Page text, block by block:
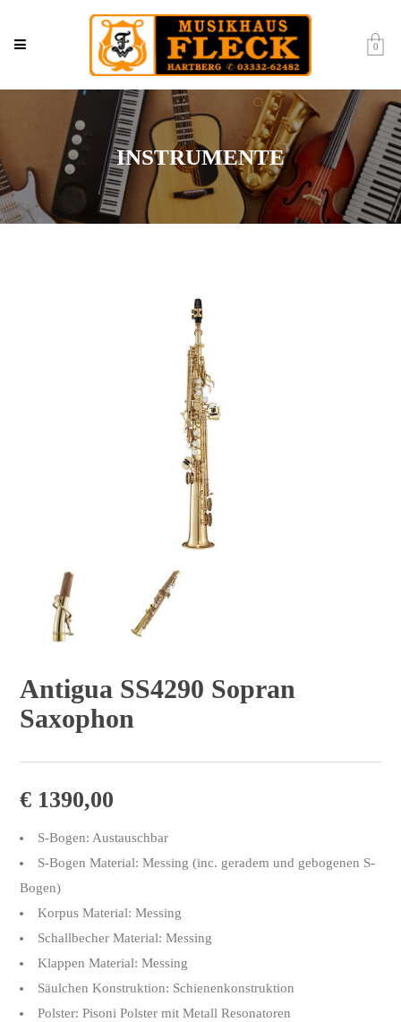
0
INSTRUMENTE
Antigua SS4290 Sopran
Saxophon
€ 1390,00
S-Bogen: Austauschbar
S-Bogen Material: Messing (inc. geradem und gebogenen S-
Bogen)
Korpus Material: Messing
Schallbecher Material: Messing
Klappen Material: Messing
Säulchen Konstruktion: Schienenkonstruktion
Polster: Pisoni Polster mit Metall Resonatoren